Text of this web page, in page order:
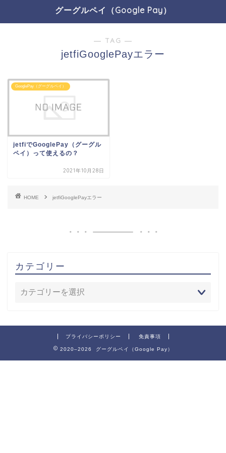
グーグルペイ（Google Pay）
― TAG ―
jetfiGooglePayエラー
GooglePay（グーグルペイ）
jetfiでGooglePay（グーグル
ペイ）って使えるの？
2021年10月28日
HOME jetfiGooglePayエラー
カテゴリー
プライバシーポリシー 免責事項
2020–2026 グーグルペイ（Google Pay）